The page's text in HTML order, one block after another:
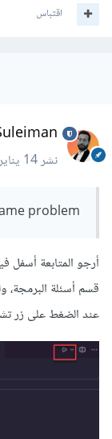
اقتباس
نشر14 يناير 2025
أرجو المتابعة
قسم أسئلة
عند الضغط على زر